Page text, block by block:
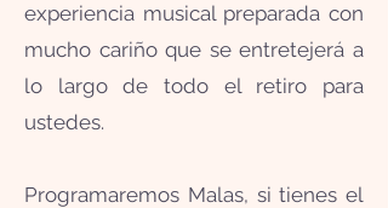
experiencia musical preparada con
mucho cariño que se entretejerá a
lo largo de todo el retiro para
ustedes.
Programaremos Malas, si tienes el